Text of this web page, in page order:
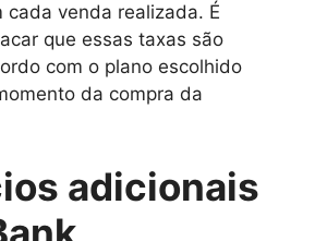
cada venda realizada. É
que essas taxas são
com o plano escolhido
da compra da
adicionais